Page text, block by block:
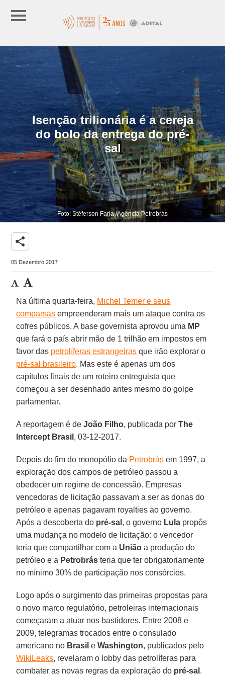
Isenção trilionária é a cereja
do bolo da entrega do pré-
sal
Foto: Stéferson Faria /Agência Petrobrás
share
05 Dezembro 2017
Na última quarta-feira, Michel Temer e seus
comparsas empreenderam mais um ataque contra os
cofres públicos. A base governista aprovou uma MP
que fará o país abrir mão de 1 trilhão em impostos em
favor das petrolíferas estrangeiras que irão explorar o
pré-sal brasileiro. Mas este é apenas um dos
capítulos finais de um roteiro entreguista que
começou a ser desenhado antes mesmo do golpe
parlamentar.
A reportagem é deJoão Filho, publicada porThe
Intercept Brasil , 03-12-2017.
Depois do fim do monopólio da Petrobrás em 1997, a
exploração dos campos de petróleo passou a
obedecer um regime de concessão. Empresas
vencedoras de licitação passavam a ser as donas do
petróleo e apenas pagavam royalties ao governo.
Após a descoberta do pré-sal , o governo Lula propôs
uma mudança no modelo de licitação: o vencedor
teria que compartilhar com a União a produção do
petróleo e a Petrobrás teria que ter obrigatoriamente
no mínimo 30% de participação nos consórcios.
Logo após o surgimento das primeiras propostas para
o novo marco regulatório, petroleiras internacionais
começaram a atuar nos bastidores. Entre 2008 e
2009, telegramas trocados entre o consulado
americano no Brasil eWashington, publicados pelo
WikiLeaks, revelaram o lobby das petrolíferas para
combater as novas regras da exploração do pré-sal .